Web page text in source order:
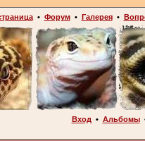
• Форум• Галерея•
Вход • Альбомы